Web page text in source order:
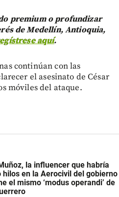
premium o profundizar
de Medellín, Antioquia,
aquí.
continúan con las
el asesinato de César
móviles del ataque.
la influencer que habría
hilos en la Aerocivil del gobierno
el mismo ‘modus operandi’ de